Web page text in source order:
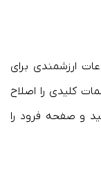
ارزشمندی برای
کلیدی را اصلاح
و صفحه فرود را